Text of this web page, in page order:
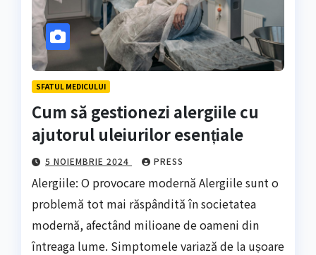
SFATUL MEDICULUI
Cum să gestionezi alergiile cu
ajutorul uleiurilor esențiale
5 NOIEMBRIE 2024 PRESS
Alergiile: O provocare modernă Alergiile sunt o
problemă tot mai răspândită în societatea
modernă, afectând milioane de oameni din
întreaga lume. Simptomele variază de la ușoare